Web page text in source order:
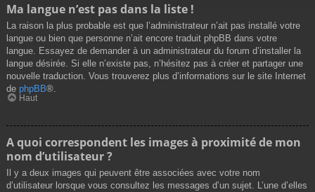
Ma langue n’est pas dans la liste !
La raison la plus probable est que l’administrateur n’ait pas installé votre
langue ou bien que personne n’ait encore traduit phpBB dans votre
langue. Essayez de demander à un administrateur du forum d’installer la
langue désirée. Si elle n’existe pas, n’hésitez pas à créer et partager une
nouvelle traduction. Vous trouverez plus d’informations sur le site Internet
de phpBB®.
Haut
A quoi correspondent les images à proximité de mon
nom d’utilisateur ?
Il y a deux images qui peuvent être associées avec votre nom
d’utilisateur lorsque vous consultez les messages d’un sujet. L’une d’elles